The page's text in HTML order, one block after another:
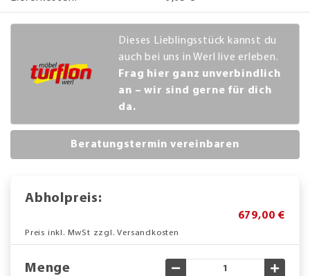
Dieses Lieblingsstück kannst du
auch bei uns in Werl live erleben.
Frag hier ganz unverbindlich
an – wir sind gerne für dich
da.
Beratungstermin vereinbaren
Abholpreis:
679,00 €
Preis inkl. MwSt zzgl. Versandkosten
Menge Gewünschte Menge